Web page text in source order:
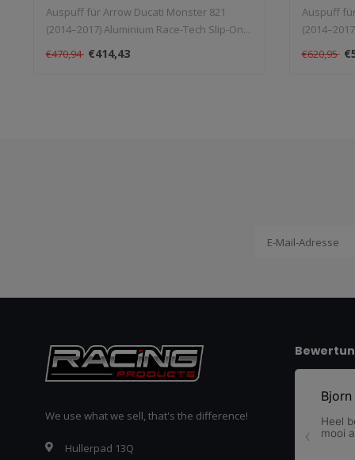
Auspuff für Arrow Ducati Monster 821
(2014–2017) Aluminium Race-Tech Slip-On...
€470,94 €414,43
Auspuff
€620,95
We use what we sell, that's the difference!
Hullerpad 13Q